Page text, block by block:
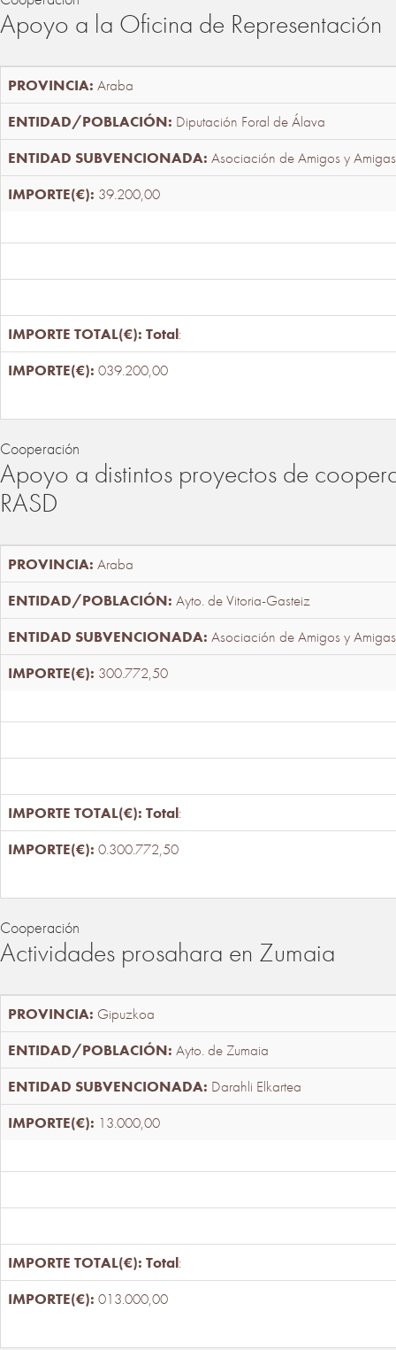
Apoyo a la Oficina de Representación
Araba
Diputación Foral de Álava
Asociación de Amigos y
39.200,00
Total:
039.200,00
Cooperación
Apoyo a distintos proyectos de
RASD
Araba
Ayto. de Vitoria-Gasteiz
Asociación de Amigos y
300.772,50
Total:
0.300.772,50
Cooperación
Actividades prosahara en Zumaia
Gipuzkoa
Ayto. de Zumaia
Darahli Elkartea
13.000,00
Total:
013.000,00